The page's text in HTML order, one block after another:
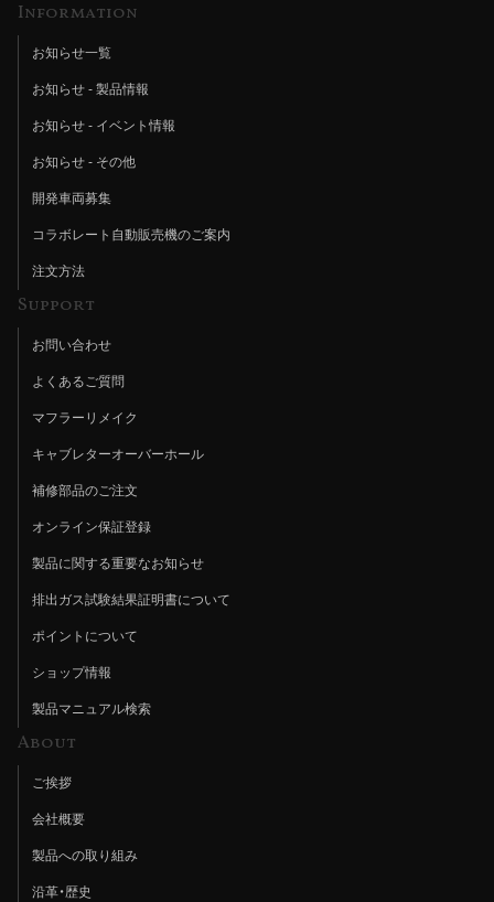
Information
お知らせ一覧
お知らせ - 製品情報
お知らせ - イベント情報
お知らせ - その他
開発車両募集
コラボレート自動販売機のご案内
注文方法
Support
お問い合わせ
よくあるご質問
マフラーリメイク
キャブレターオーバーホール
補修部品のご注文
オンライン保証登録
製品に関する重要なお知らせ
排出ガス試験結果証明書について
ポイントについて
ショップ情報
製品マニュアル検索
About
ご挨拶
会社概要
製品への取り組み
沿革・歴史